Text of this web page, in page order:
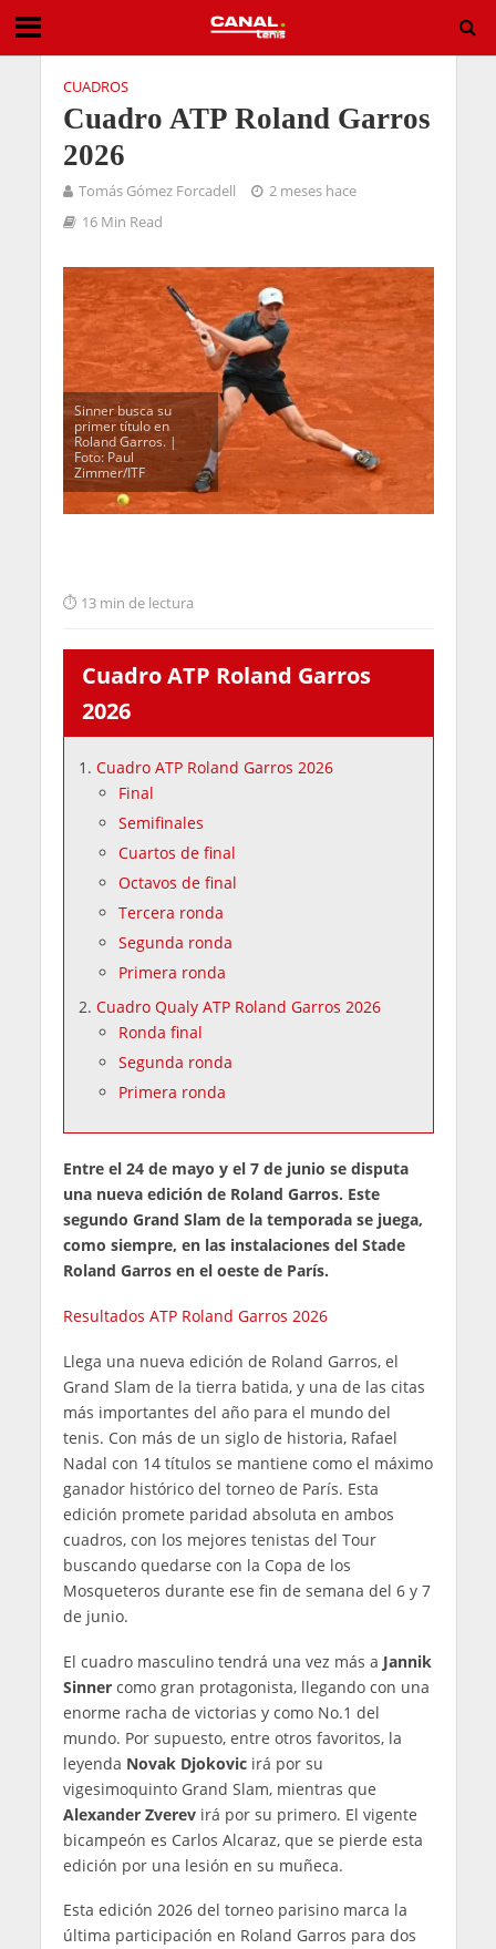
CUADROS
Cuadro ATP Roland Garros
2026
Tomás Gómez Forcadell
2 meses hace
16 Min Read
Sinner busca su
primer título en
Roland Garros. |
Foto: Paul
Zimmer/ITF
13 min de lectura
Cuadro ATP Roland Garros
2026
Cuadro ATP Roland Garros 2026
Final
Semifinales
Cuartos de final
Octavos de final
Tercera ronda
Segunda ronda
Primera ronda
Cuadro Qualy ATP Roland Garros 2026
Ronda final
Segunda ronda
Primera ronda
Entre el 24 de mayo y el 7 de junio se disputa
una nueva edición de Roland Garros. Este
segundo Grand Slam de la temporada se juega,
como siempre, en las instalaciones del Stade
Roland Garros en el oeste de París.
Resultados ATP Roland Garros 2026
Llega una nueva edición de Roland Garros, el
Grand Slam de la tierra batida, y una de las citas
más importantes del año para el mundo del
tenis. Con más de un siglo de historia, Rafael
Nadal con 14 títulos se mantiene como el máximo
ganador histórico del torneo de París. Esta
edición promete paridad absoluta en ambos
cuadros, con los mejores tenistas del Tour
buscando quedarse con la Copa de los
Mosqueteros durante ese fin de semana del 6 y 7
de junio.
El cuadro masculino tendrá una vez más a Jannik
Sinnercomo gran protagonista, llegando con una
enorme racha de victorias y como No.1 del
mundo. Por supuesto, entre otros favoritos, la
leyenda Novak Djokovicirá por su
vigesimoquinto Grand Slam, mientras que
Alexander Zverevirá por su primero. El vigente
bicampeón es Carlos Alcaraz, que se pierde esta
edición por una lesión en su muñeca.
Esta edición 2026 del torneo parisino marca la
última participación en Roland Garros para dos